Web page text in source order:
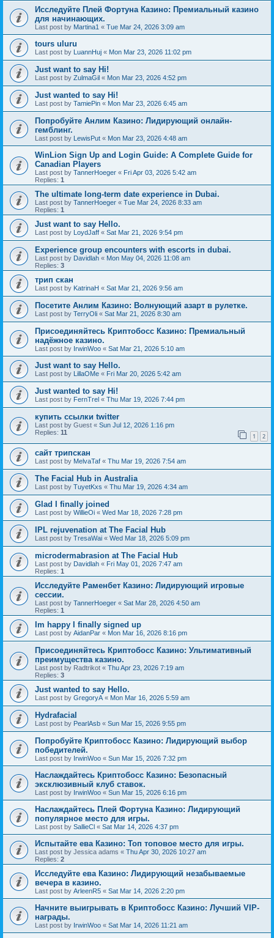
Исследуйте Плей Фортуна Казино: Премиальный казино
для начинающих.
Last post by Martina1 « Tue Mar 24, 2026 3:09 am
tours uluru
Last post by LuannHuj « Mon Mar 23, 2026 11:02 pm
Just want to say Hi!
Last post by ZulmaGil « Mon Mar 23, 2026 4:52 pm
Just wanted to say Hi!
Last post by TamiePin « Mon Mar 23, 2026 6:45 am
Попробуйте Анлим Казино: Лидирующий онлайн-
гемблинг.
Last post by LewisPut « Mon Mar 23, 2026 4:48 am
WinLion Sign Up and Login Guide: A Complete Guide for
Canadian Players
Last post by TannerHoeger « Fri Apr 03, 2026 5:42 am
Replies: 1
The ultimate long-term date experience in Dubai.
Last post by TannerHoeger « Tue Mar 24, 2026 8:33 am
Replies: 1
Just want to say Hello.
Last post by LoydJaff « Sat Mar 21, 2026 9:54 pm
Experience group encounters with escorts in dubai.
Last post by Davidlah « Mon May 04, 2026 11:08 am
Replies: 3
трип скан
Last post by KatrinaH « Sat Mar 21, 2026 9:56 am
Посетите Анлим Казино: Волнующий азарт в рулетке.
Last post by TerryOli « Sat Mar 21, 2026 8:30 am
Присоединяйтесь Криптобосс Казино: Премиальный
надёжное казино.
Last post by IrwinWoo « Sat Mar 21, 2026 5:10 am
Just want to say Hello.
Last post by LillaOMe « Fri Mar 20, 2026 5:42 am
Just wanted to say Hi!
Last post by FernTrel « Thu Mar 19, 2026 7:44 pm
купить ссылки twitter
Last post by Guest « Sun Jul 12, 2026 1:16 pm
Replies: 11 1 2
сайт трипскан
Last post by MelvaTaf « Thu Mar 19, 2026 7:54 am
The Facial Hub in Australia
Last post by TuyetKxs « Thu Mar 19, 2026 4:34 am
Glad I finally joined
Last post by WillieOi « Wed Mar 18, 2026 7:28 pm
IPL rejuvenation at The Facial Hub
Last post by TresaWai « Wed Mar 18, 2026 5:09 pm
microdermabrasion at The Facial Hub
Last post by Davidlah « Fri May 01, 2026 7:47 am
Replies: 1
Исследуйте Раменбет Казино: Лидирующий игровые
сессии.
Last post by TannerHoeger « Sat Mar 28, 2026 4:50 am
Replies: 1
Im happy I finally signed up
Last post by AidanPar « Mon Mar 16, 2026 8:16 pm
Присоединяйтесь Криптобосс Казино: Ультимативный
преимущества казино.
Last post by Radtrikot « Thu Apr 23, 2026 7:19 am
Replies: 3
Just wanted to say Hello.
Last post by GregoryA « Mon Mar 16, 2026 5:59 am
Hydrafacial
Last post by PearlAsb « Sun Mar 15, 2026 9:55 pm
Попробуйте Криптобосс Казино: Лидирующий выбор
победителей.
Last post by IrwinWoo « Sun Mar 15, 2026 7:32 pm
Наслаждайтесь Криптобосс Казино: Безопасный
эксклюзивный клуб ставок.
Last post by IrwinWoo « Sun Mar 15, 2026 6:16 pm
Наслаждайтесь Плей Фортуна Казино: Лидирующий
популярное место для игры.
Last post by SallieCl « Sat Mar 14, 2026 4:37 pm
Испытайте ева Казино: Топ топовое место для игры.
Last post by Jessica adams « Thu Apr 30, 2026 10:27 am
Replies: 2
Исследуйте ева Казино: Лидирующий незабываемые
вечера в казино.
Last post by ArleenR5 « Sat Mar 14, 2026 2:20 pm
Начните выигрывать в Криптобосс Казино: Лучший VIP-
награды.
Last post by IrwinWoo « Sat Mar 14, 2026 11:21 am